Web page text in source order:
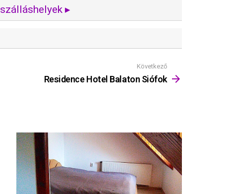
szálláshelyek ▸
Következő
Residence Hotel Balaton Siófok